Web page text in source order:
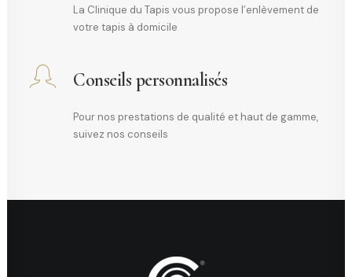
La Clinique du Tapis vous propose l’enlèvement de
votre tapis à domicile
Conseils personnalisés
Pour nos prestations de qualité et haut de gamme,
suivez nos conseils